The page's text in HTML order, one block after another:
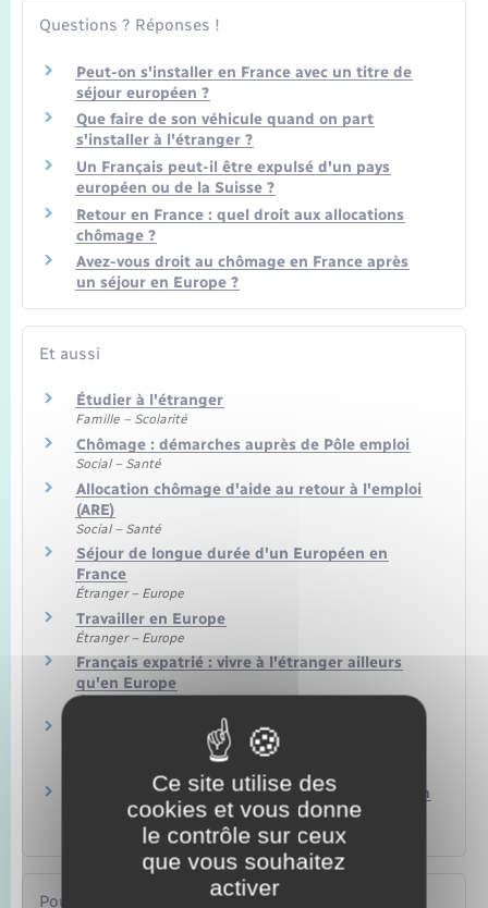
Questions ? Réponses !
Peut-on s'installer en France avec un titre de
séjour européen ?
Que faire de son véhicule quand on part
s'installer à l'étranger ?
Un Français peut-il être expulsé d'un pays
européen ou de la Suisse ?
Retour en France : quel droit aux allocations
chômage ?
Avez-vous droit au chômage en France après
un séjour en Europe ?
Et aussi
Étudier à l'étranger
Famille – Scolarité
Chômage : démarches auprès de Pôle emploi
Social – Santé
Allocation chômage d'aide au retour à l'emploi
(ARE)
Social – Santé
Séjour de longue durée d'un Européen en
France
Étranger – Europe
Travailler en Europe
Étranger – Europe
Français expatrié : vivre à l'étranger ailleurs
qu'en Europe
Carte de séjour en tant que membre de famille
Carte de séjour d'un retraité (ou inactif) citoyen
UE/EEE/Suisse
Étranger – Europe
Pour en savoir plus
Ce site utilise des
cookies et vous donne
le contrôle sur ceux
que vous souhaitez
activer